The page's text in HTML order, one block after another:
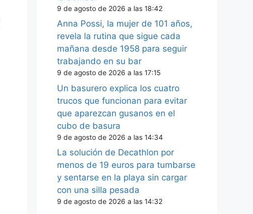
9 de agosto de 2026 a las 18:42
Anna Possi, la mujer de 101 años,
revela la rutina que sigue cada
mañana desde 1958 para seguir
trabajando en su bar
9 de agosto de 2026 a las 17:15
Un basurero explica los cuatro
trucos que funcionan para evitar
que aparezcan gusanos en el
cubo de basura
9 de agosto de 2026 a las 14:34
La solución de Decathlon por
menos de 19 euros para tumbarse
y sentarse en la playa sin cargar
con una silla pesada
9 de agosto de 2026 a las 14:32